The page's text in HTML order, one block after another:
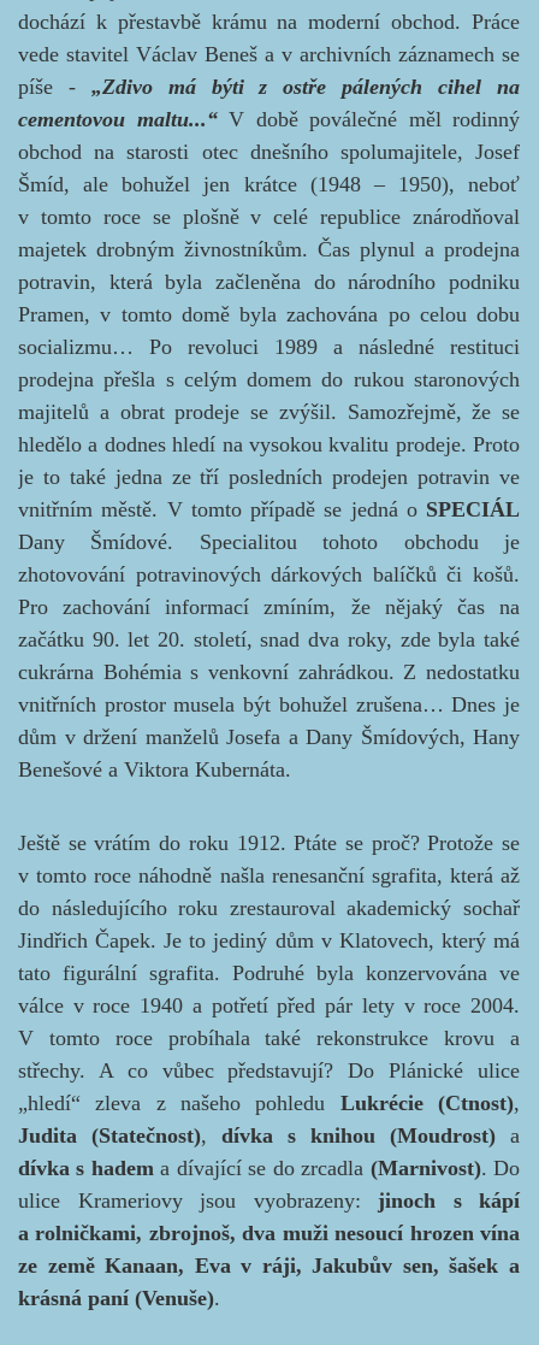
dochází k přestavbě krámu na moderní obchod. Práce
vede stavitel Václav Beneš a v archivních záznamech se
píše - „Zdivo má býti z ostře pálených cihel na
cementovou maltu...“V době poválečné měl rodinný
obchod na starosti otec dnešního spolumajitele, Josef
Šmíd, ale bohužel jen krátce (1948 – 1950), neboť
v tomto roce se plošně v celé republice znárodňoval
majetek drobným živnostníkům. Čas plynul a prodejna
potravin, která byla začleněna do národního podniku
Pramen, v tomto domě byla zachována po celou dobu
socializmu… Po revoluci 1989 a následné restituci
prodejna přešla s celým domem do rukou staronových
majitelů a obrat prodeje se zvýšil. Samozřejmě, že se
hledělo a dodnes hledí na vysokou kvalitu prodeje. Proto
je to také jedna ze tří posledních prodejen potravin ve
vnitřním městě. V tomto případě se jedná o SPECIÁL
Dany Šmídové. Specialitou tohoto obchodu je
zhotovování potravinových dárkových balíčků či košů.
Pro zachování informací zmíním, že nějaký čas na
začátku 90. let 20. století, snad dva roky, zde byla také
cukrárna Bohémia s venkovní zahrádkou. Z nedostatku
vnitřních prostor musela být bohužel zrušena… Dnes je
dům v držení manželů Josefa a Dany Šmídových, Hany
Benešové a Viktora Kubernáta.
Ještě se vrátím do roku 1912. Ptáte se proč? Protože se
v tomto roce náhodně našla renesanční sgrafita, která až
do následujícího roku zrestauroval akademický sochař
Jindřich Čapek. Je to jediný dům v Klatovech, který má
tato figurální sgrafita. Podruhé byla konzervována ve
válce v roce 1940 a potřetí před pár lety v roce 2004.
V tomto roce probíhala také rekonstrukce krovu a
střechy. A co vůbec představují? Do Plánické ulice
„hledí“ zleva z našeho pohledu Lukrécie (Ctnost),
Judita (Statečnost), dívka s knihou (Moudrost) a
dívka s hadema dívající se do zrcadla (Marnivost). Do
ulice Krameriovy jsou vyobrazeny: jinoch s kápí
a rolničkami, zbrojnoš, dva muži nesoucí hrozen vína
ze země Kanaan, Eva v ráji, Jakubův sen, šašek a
krásná paní (Venuše).